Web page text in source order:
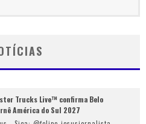
Trucks Live™ confirma Belo
América do Sul 2027